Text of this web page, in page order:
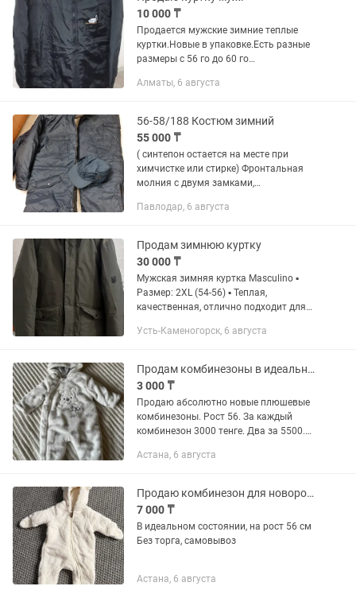
10 000 ₸
Продается мужские зимние теплые
куртки.Новые в упаковке.Есть разные
размеры с 56 го до 60 го
Алматы, 6 августа
56-58/188 Костюм зимний
55 000 ₸
( синтепон остается на месте при
химчистке или стирке) Фронтальная
молния с двумя замками,
куртки Складки на спине для придания
Павлодар, 6 августа
Продам зимнюю куртку
30 000 ₸
Мужская зимняя куртка Masculino ▪️
Размер: 2XL (54-56) ▪️ Теплая,
качественная, отлично подходит для
от ветра и влаги ▪️ Носилась 1 сезон 💰
Усть-Каменогорск, 6 августа
Продам комбинезоны в идеальном состоянии
3 000 ₸
Продаю абсолютно новые плюшевые
комбинезоны. Рост 56. За каждый
комбинезон 3000 тенге. Два за 5500.
за ваш счет.
Астана, 6 августа
Продаю комбинезон для новорожденного
7 000 ₸
В идеальном состоянии, на рост 56 см
Без торга, самовывоз
Астана, 6 августа